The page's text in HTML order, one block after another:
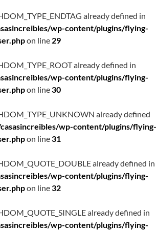
already defined in
wp-content/plugins/flying-
on line 29
already defined in
wp-content/plugins/flying-
on line30
already defined
wp-content/plugins/flying-
on line31
already defined in
wp-content/plugins/flying-
on line32
already defined in
wp-content/plugins/flying-